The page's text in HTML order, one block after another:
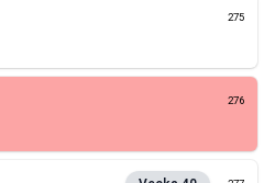
275
276